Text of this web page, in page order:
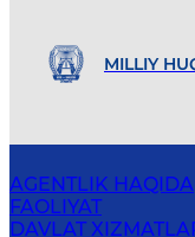
MILLIY
AGENTLIK HAQIDA
FAOLIYAT
DAVLAT